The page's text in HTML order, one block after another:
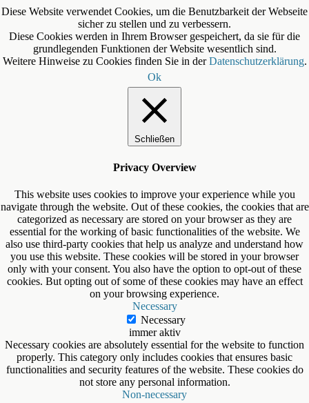
Diese Website verwendet Cookies, um die Benutzbarkeit der Webseite
sicher zu stellen und zu verbessern.
Diese Cookies werden in Ihrem Browser gespeichert, da sie für die
grundlegenden Funktionen der Website wesentlich sind.
Weitere Hinweise zu Cookies finden Sie in derDatenschutzerklärung.
Ok
Schließen
Privacy Overview
This website uses cookies to improve your experience while you
navigate through the website. Out of these cookies, the cookies that are
categorized as necessary are stored on your browser as they are
essential for the working of basic functionalities of the website. We
also use third-party cookies that help us analyze and understand how
you use this website. These cookies will be stored in your browser
only with your consent. You also have the option to opt-out of these
cookies. But opting out of some of these cookies may have an effect
on your browsing experience.
Necessary
Necessary
immer aktiv
Necessary cookies are absolutely essential for the website to function
properly. This category only includes cookies that ensures basic
functionalities and security features of the website. These cookies do
not store any personal information.
Non-necessary